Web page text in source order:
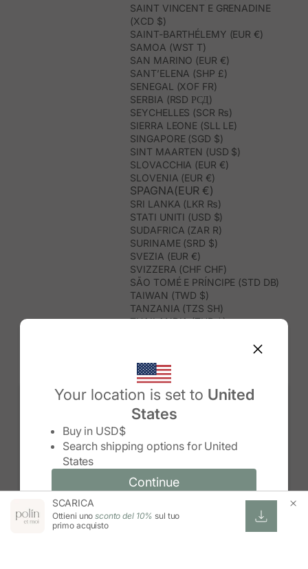
Your location is set to United
States
Buy in USD$
Search shipping options for United
States
Continue
Change country/region and language
Change country/region
Continue
SAINT VINCENT E GRENADINE
(XCD $)
SAINT-BARTHÉLEMY (EUR €)
SAMOA (WST T)
SAN MARINO (EUR €)
SANT’ELENA (SHP £)
SENEGAL (XOF FR)
SERBIA (RSD РСД)
SEYCHELLES (SCR ₨)
SIERRA LEONE (SLL LE)
SINGAPORE (SGD $)
SINT MAARTEN (USD $)
SLOVACCHIA (EUR €)
SLOVENIA (EUR €)
SPAGNA(EUR €)
SRI LANKA (LKR ₨)
STATI UNITI (USD $)
SUDAFRICA (ZAR R)
SURINAME (SRD $)
SVEZIA (EUR €)
SVIZZERA (CHF CHF)
SÃO TOMÉ E PRÍNCIPE (STD DB)
TAIWAN (TWD $)
TANZANIA (TZS SH)
THAILANDIA (THB ฿)
TONGA (TOP T$)
TRINIDAD E TOBAGO (TTD $)
TUNISIA (USD $)
TURCHIA (TRY ₺)
TURKMENISTAN (USD $)
UNGHERIA (EUR €)
UZBEKISTAN (UZS SO'M)
VANUATU (VUV VT)
VIETNAM (VND ₫)
WALLIS E FUTUNA (XPF FR)
SCARICA
Ottieni unosconto del 10% sul tuo
primo acquisto